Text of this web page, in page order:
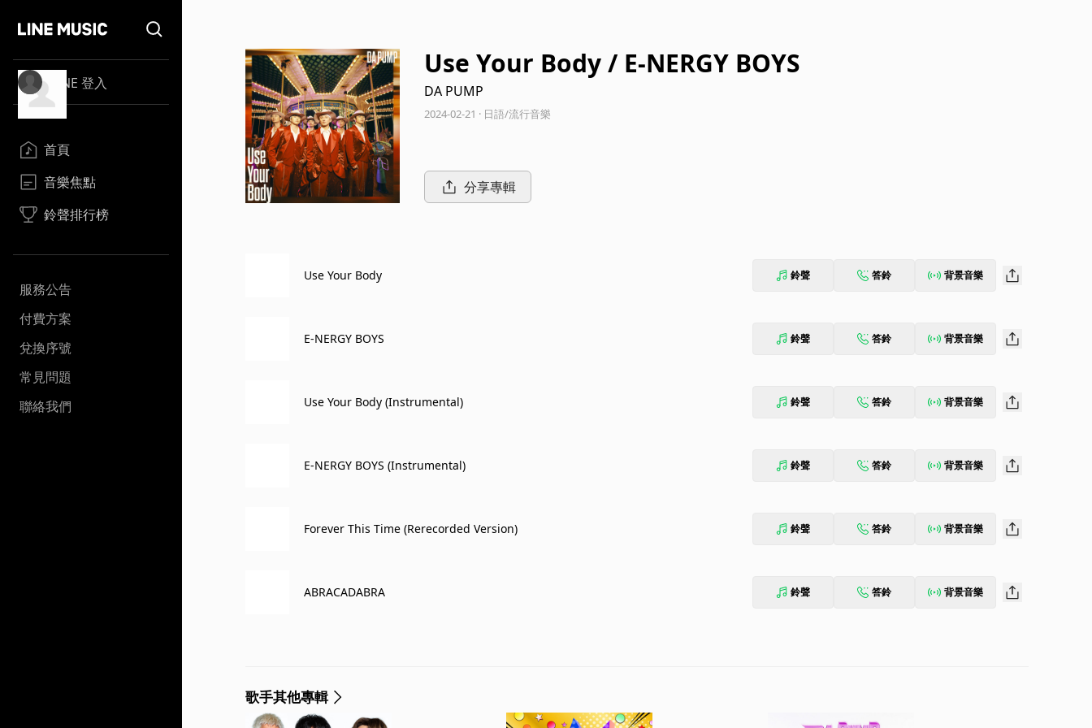
LINE 登入
首頁
音樂焦點
鈴聲排行榜
服務公告
付費方案
兌換序號
常見問題
聯絡我們
Use Your Body / E-NERGY BOYS
DA PUMP
2024-02-21 · 日語/流行音樂
分享專輯
Use Your Body 鈴聲 答鈴 背景音樂
E-NERGY BOYS 鈴聲 答鈴 背景音樂
Use Your Body (Instrumental) 鈴聲 答鈴 背景音樂
E-NERGY BOYS (Instrumental) 鈴聲 答鈴 背景音樂
Forever This Time (Rerecorded Version) 鈴聲 答鈴 背景音樂
ABRACADABRA 鈴聲 答鈴 背景音樂
歌手其他專輯